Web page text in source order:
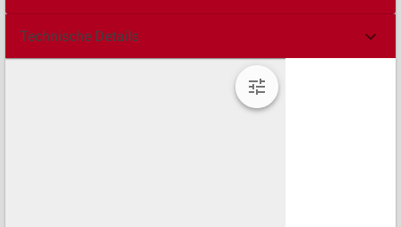
Technische Details